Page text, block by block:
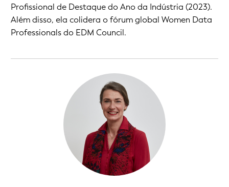
Profissional de Destaque do Ano da Indústria (2023).
Além disso, ela colidera o fórum global Women Data
Professionals do EDM Council.